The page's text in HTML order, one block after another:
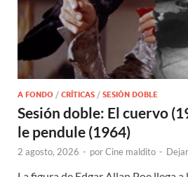
A FONDO / CRÍTICAS / SESIÓN DOBLE
Sesión doble: El cuervo
le pendule (1964)
2 agosto, 2026 - porCine maldito -